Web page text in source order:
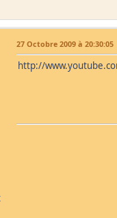
27 Octobre 2009 à 20:30:05
http://